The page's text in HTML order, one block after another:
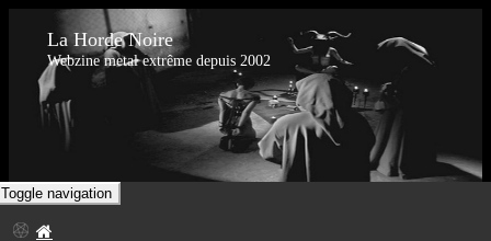
La Horde Noire
Webzine metal extrême depuis 2002
Toggle navigation